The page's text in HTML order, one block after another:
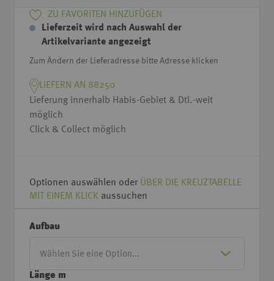
ZU FAVORITEN HINZUFÜGEN
Lieferzeit wird nach Auswahl der
Artikelvariante angezeigt
Zum Ändern der Lieferadresse bitte Adresse klicken
LIEFERN AN 88250
Lieferung innerhalb Habis-Gebiet & Dtl.-weit
möglich
Click & Collect möglich
Optionen auswählen oder ÜBER DIE KREUZTABELLE
MIT EINEM KLICK aussuchen
Aufbau
Länge m